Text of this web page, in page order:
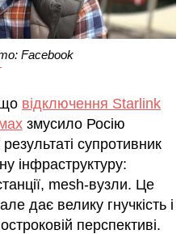
Facebook
відключення Starlink
змусило Росію
супротивник
інфраструктуру:
mesh-вузли. Це
дає велику гнучкість і
перспективі.